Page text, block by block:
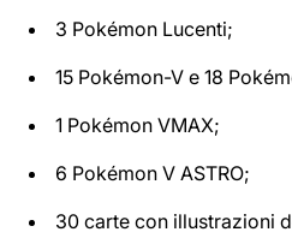
3 Pokémon Lucenti;
15 Pokémon-V e 18
1 Pokémon VMAX;
6 Pokémon V ASTRO;
30 carte con illustrazioni